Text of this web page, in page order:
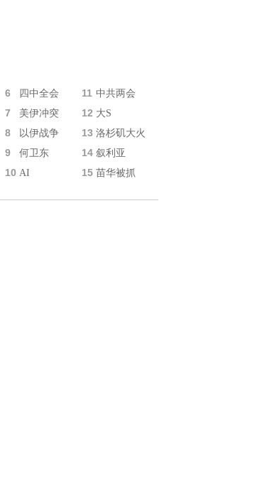
6 四中全会 11 中共两会
7 美伊冲突 12 大S
8 以伊战争 13 洛杉矶大火
9 何卫东 14 叙利亚
10 AI 15 苗华被抓